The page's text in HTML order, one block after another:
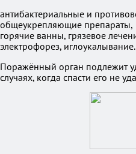
антибактериальные и
общеукрепляющие препараты,
горячие ванны, грязевое
электрофорез, иглоукалывание.
Поражённый орган подлежит
случаях, когда спасти его не